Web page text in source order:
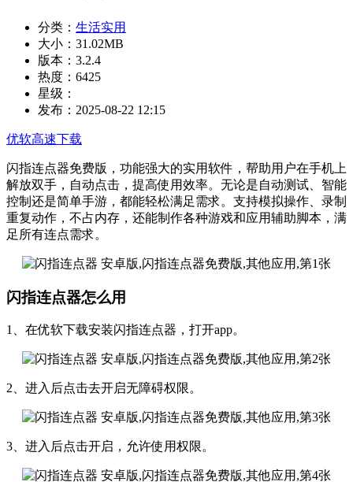
分类： 生活实用
大小： 31.02MB
版本： 3.2.4
热度： 6425
星级：
发布： 2025-08-22 12:15
优软高速下载
闪指连点器免费版，功能强大的实用软件，帮助用户在手机上
解放双手，自动点击，提高使用效率。无论是自动测试、智能
控制还是简单手游，都能轻松满足需求。支持模拟操作、录制
重复动作，不占内存，还能制作各种游戏和应用辅助脚本，满
足所有连点需求。
闪指连点器怎么用
1、在优软下载安装闪指连点器，打开app。
2、进入后点击去开启无障碍权限。
3、进入后点击开启，允许使用权限。